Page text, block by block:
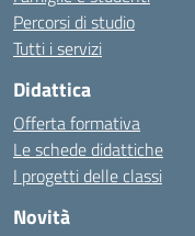
Percorsi di studio
Tutti i servizi
Didattica
Offerta formativa
Le schede didattiche
I progetti delle classi
Novità